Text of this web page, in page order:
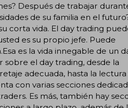
Después de trabajar
de su familia en el
corta vida. El day trading
es su propio jefe. Puede
es la vida innegable de un
sobre el day trading, desde la
adecuada, hasta la lectura
con varias secciones
Es más, también hay